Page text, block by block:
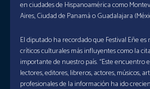
en ciudades de Hispanoamérica como
Aires, Ciudad de Panamá o Guadalajara
El diputado ha recordado que Festival Eñe
críticos culturales más influyentes como la
importante de nuestro país. “Este encuentro
lectores, editores, libreros, actores, músicos,
profesionales de la información ha ido